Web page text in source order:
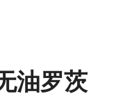
油罗茨